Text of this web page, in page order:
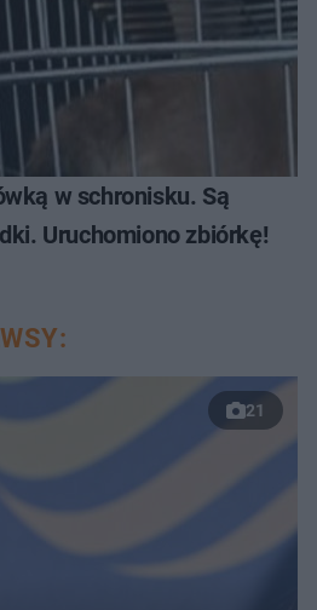
w schronisku. Są
Uruchomiono zbiórkę!
21